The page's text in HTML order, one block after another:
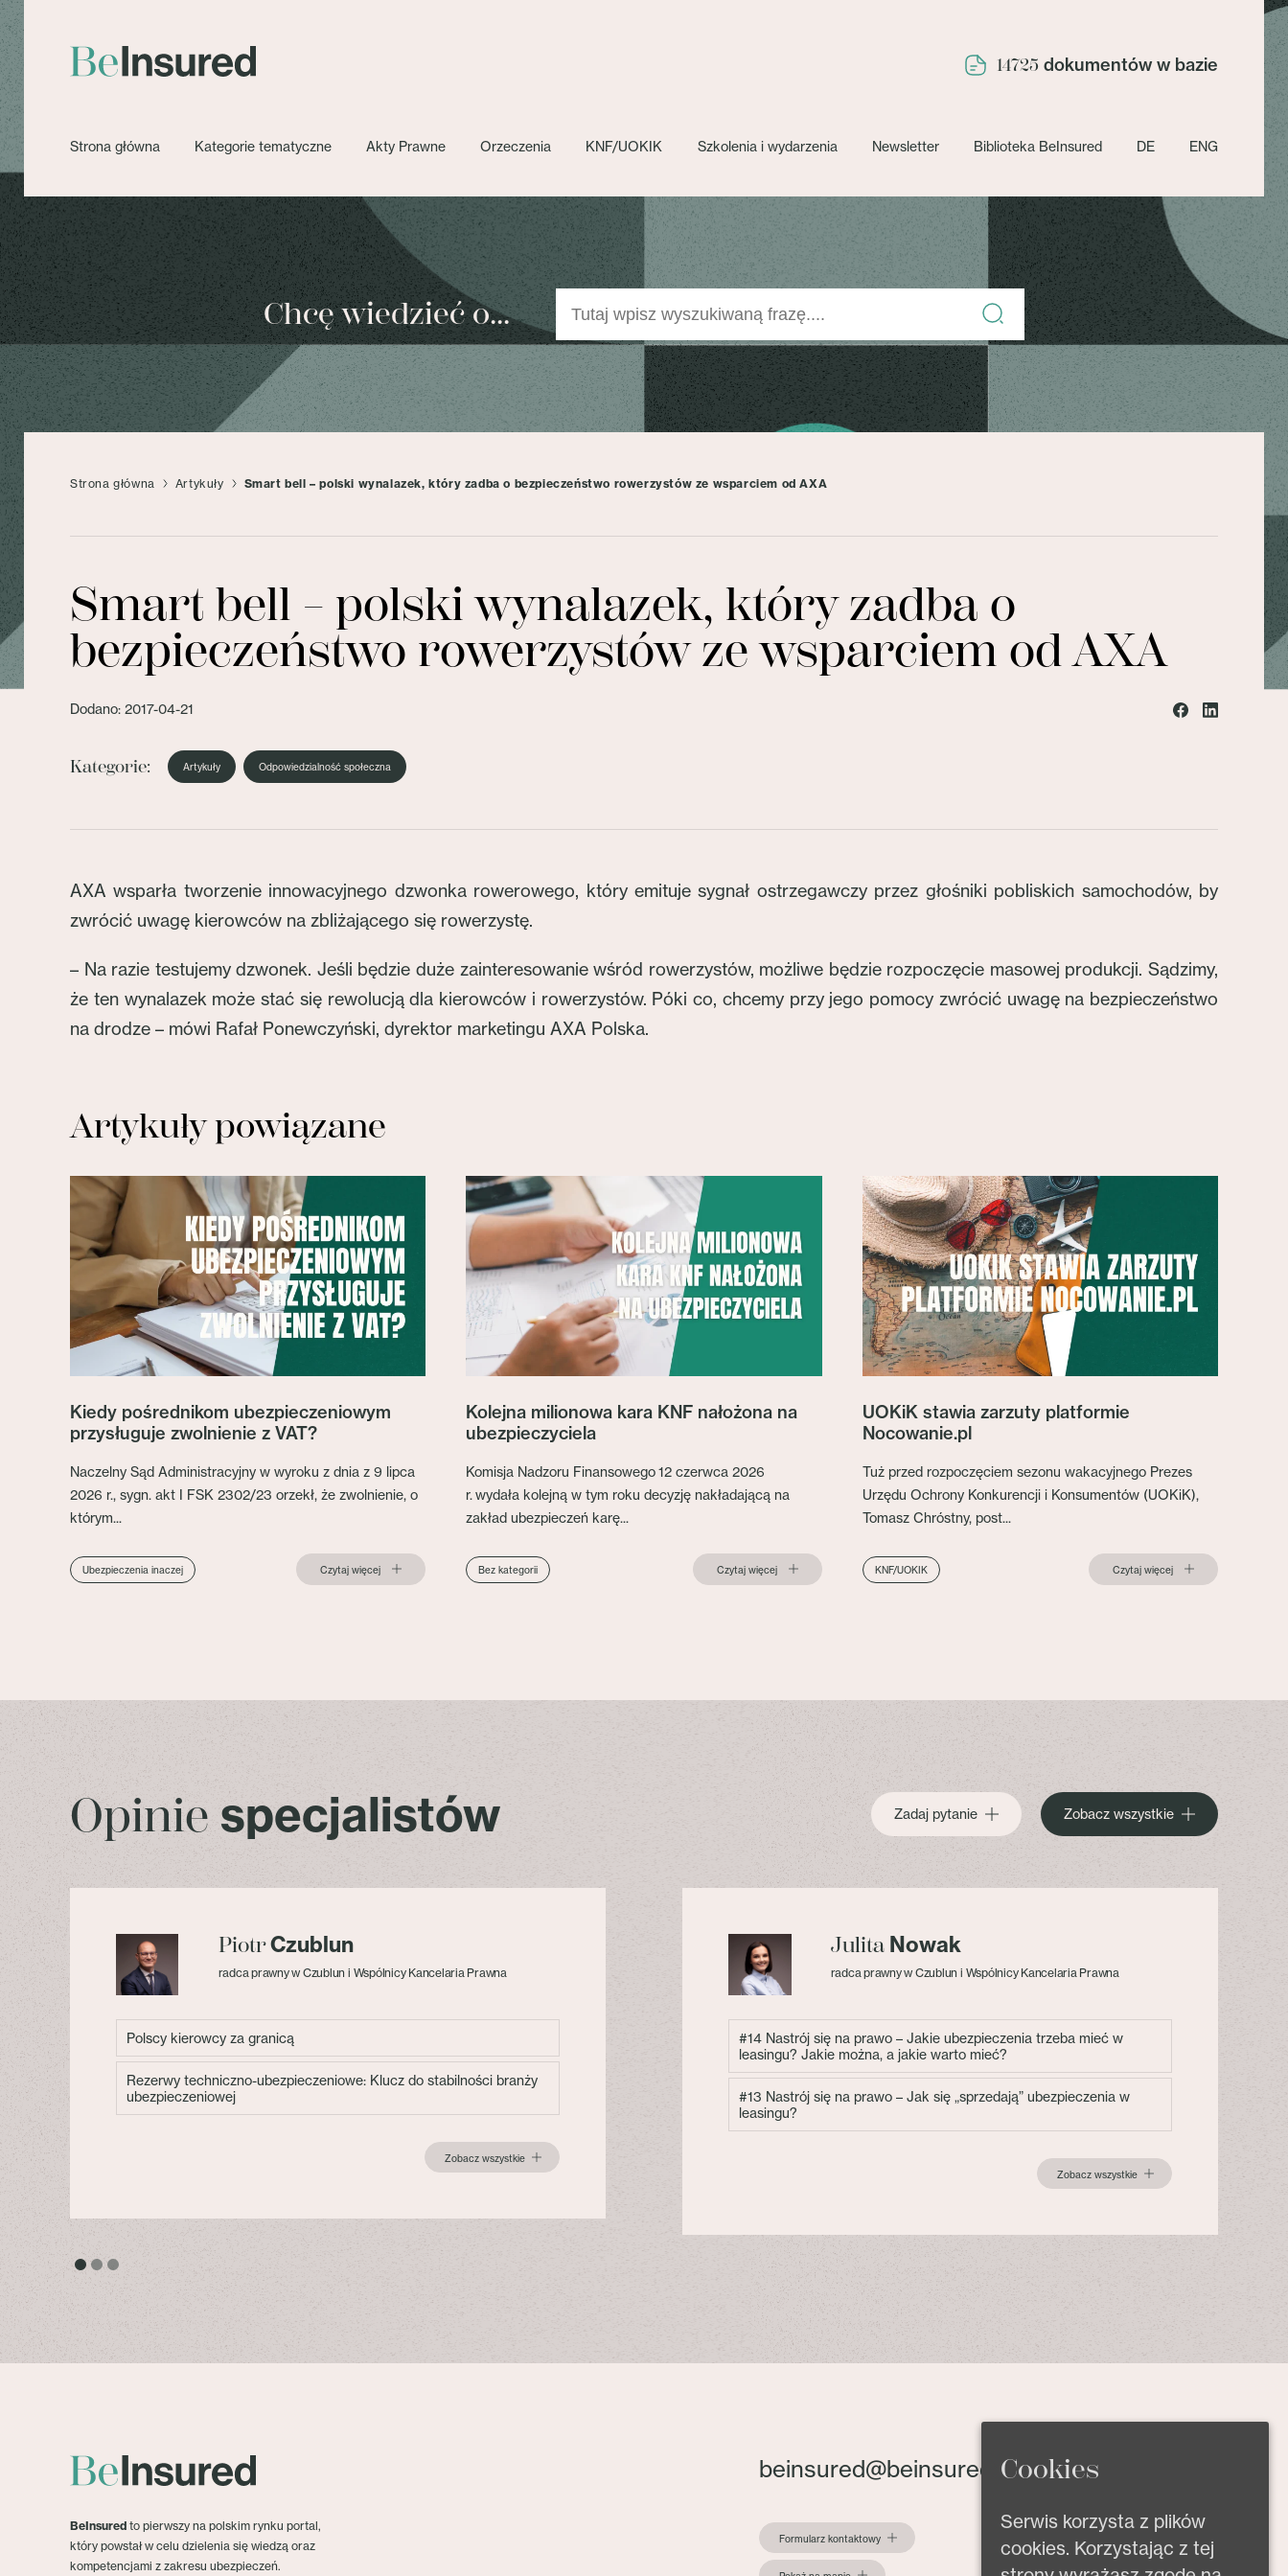
14725 dokumentów w bazie
Strona główna Kategorie tematyczne Akty Prawne Orzeczenia KNF/UOKIK Szkolenia i wydarzenia Newsletter Biblioteka BeInsured DE ENG
Chcę wiedzieć o...
Strona główna Artykuły Smart bell – polski wynalazek, który zadba o bezpieczeństwo rowerzystów ze wsparciem od AXA
Smart bell – polski wynalazek, który zadba o
bezpieczeństwo rowerzystów ze wsparciem od AXA
Dodano: 2017-04-21
Kategorie: Artykuły Odpowiedzialność społeczna
AXA wsparła tworzenie innowacyjnego dzwonka rowerowego, który emituje sygnał ostrzegawczy przez głośniki pobliskich samochodów, by
zwrócić uwagę kierowców na zbliżającego się rowerzystę.
– Na razie testujemy dzwonek. Jeśli będzie duże zainteresowanie wśród rowerzystów, możliwe będzie rozpoczęcie masowej produkcji. Sądzimy,
że ten wynalazek może stać się rewolucją dla kierowców i rowerzystów. Póki co, chcemy przy jego pomocy zwrócić uwagę na bezpieczeństwo
na drodze – mówi Rafał Ponewczyński, dyrektor marketingu AXA Polska.
Artykuły powiązane
Kiedy pośrednikom ubezpieczeniowym
przysługuje zwolnienie z VAT?
Naczelny Sąd Administracyjny w wyroku z dnia z 9 lipca
2026 r., sygn. akt I FSK 2302/23 orzekł, że zwolnienie, o
którym...
Ubezpieczenia inaczej Czytaj więcej
Kolejna milionowa kara KNF nałożona na
ubezpieczyciela
Komisja Nadzoru Finansowego 12 czerwca 2026
r. wydała kolejną w tym roku decyzję nakładającą na
zakład ubezpieczeń karę...
Bez kategorii Czytaj więcej
UOKiK stawia zarzuty platformie
Nocowanie.pl
Tuż przed rozpoczęciem sezonu wakacyjnego Prezes
Urzędu Ochrony Konkurencji i Konsumentów (UOKiK),
Tomasz Chróstny, post...
KNF/UOKIK Czytaj więcej
Opinie specjalistów Zadaj pytanie Zobacz wszystkie
PiotrCzublun
radca prawny w Czublun i Wspólnicy Kancelaria Prawna
Polscy kierowcy za granicą
Rezerwy techniczno-ubezpieczeniowe: Klucz do stabilności branży
ubezpieczeniowej
Zobacz wszystkie
Julita Nowak
radca prawny w Czublun i Wspólnicy Kancelaria Prawna
#14 Nastrój się na prawo – Jakie ubezpieczenia trzeba mieć w
leasingu? Jakie można, a jakie warto mieć?
#13 Nastrój się na prawo – Jak się „sprzedają” ubezpieczenia w
leasingu?
Zobacz wszystkie
BeInsured to pierwszy na polskim rynku portal,
który powstał w celu dzielenia się wiedzą oraz
kompetencjami z zakresu ubezpieczeń.
beinsured@beinsured.pl
Formularz kontaktowy
Cookies
Serwis korzysta z plików
cookies. Korzystając z tej